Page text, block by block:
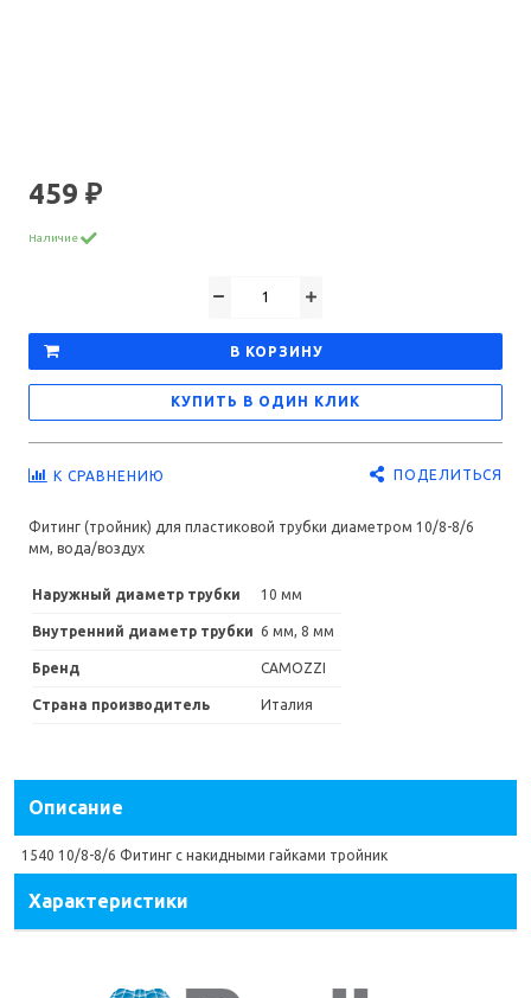
Фитинг (тройник) для пластиковой трубки диаметром 10/8-8/6
мм, вода/воздух
Наружный диаметр трубки 10 мм
Внутренний диаметр трубки 6 мм, 8 мм
Бренд CAMOZZI
Страна производитель Италия
459 ₽
Наличие
В КОРЗИНУ
КУПИТЬ В ОДИН КЛИК
К СРАВНЕНИЮ ПОДЕЛИТЬСЯ
Описание
1540 10/8-8/6 Фитинг с накидными гайками тройник
Характеристики